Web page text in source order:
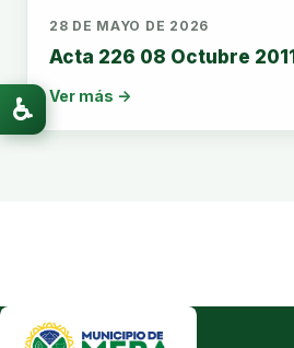
28 DE MAYO DE 2026
Acta 226 08 Octubre 2011
Ver más →
♿